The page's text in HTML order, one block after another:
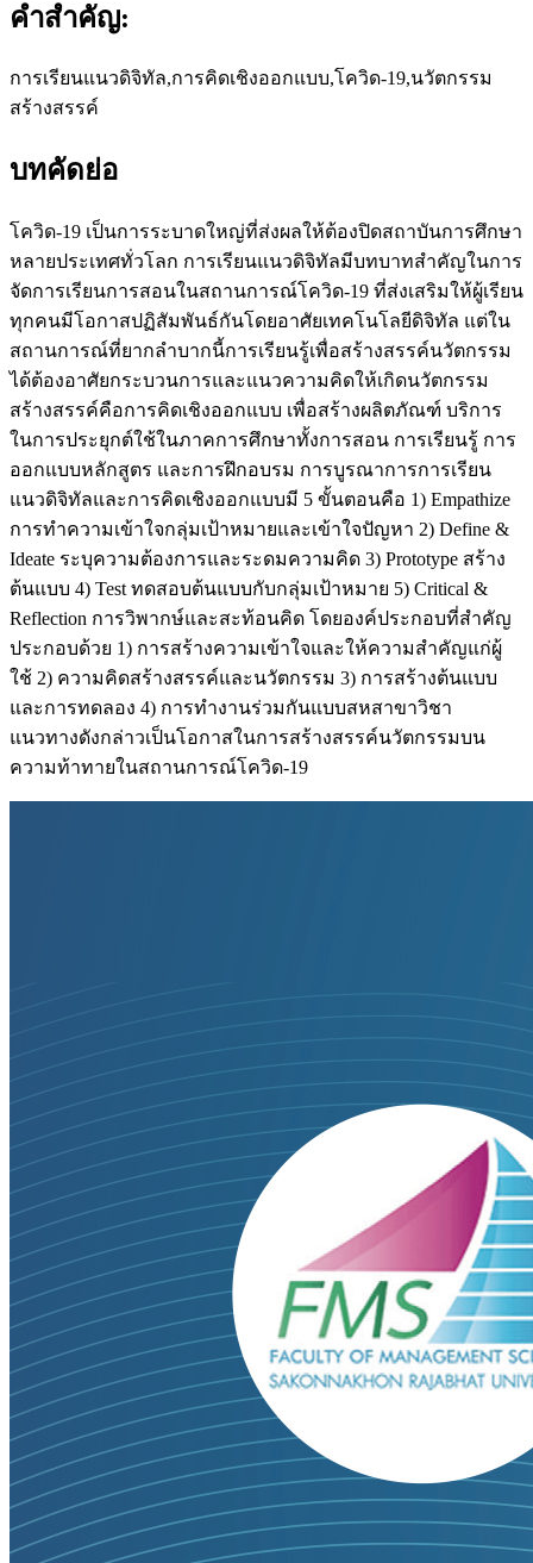
คำสำคัญ:
การเรียนแนวดิจิทัล,การคิดเชิงออกแบบ,โควิด-19,นวัตกรรม
สร้างสรรค์
บทคัดย่อ
โควิด-19 เป็นการระบาดใหญ่ที่ส่งผลให้ต้องปิดสถาบันการศึกษา
หลายประเทศทั่วโลก การเรียนแนวดิจิทัลมีบทบาทสำคัญในการ
จัดการเรียนการสอนในสถานการณ์โควิด-19 ที่ส่งเสริมให้ผู้เรียน
ทุกคนมีโอกาสปฏิสัมพันธ์กันโดยอาศัยเทคโนโลยีดิจิทัล แต่ใน
สถานการณ์ที่ยากลำบากนี้การเรียนรู้เพื่อสร้างสรรค์นวัตกรรม
ได้ต้องอาศัยกระบวนการและแนวความคิดให้เกิดนวัตกรรม
สร้างสรรค์คือการคิดเชิงออกแบบ เพื่อสร้างผลิตภัณฑ์ บริการ
ในการประยุกต์ใช้ในภาคการศึกษาทั้งการสอน การเรียนรู้ การ
ออกแบบหลักสูตร และการฝึกอบรม การบูรณาการการเรียน
แนวดิจิทัลและการคิดเชิงออกแบบมี 5 ขั้นตอนคือ 1) Empathize
การทำความเข้าใจกลุ่มเป้าหมายและเข้าใจปัญหา 2) Define &
Ideate ระบุความต้องการและระดมความคิด 3) Prototype สร้าง
ต้นแบบ 4) Test ทดสอบต้นแบบกับกลุ่มเป้าหมาย 5) Critical &
Reflection การวิพากษ์และสะท้อนคิด โดยองค์ประกอบที่สำคัญ
ประกอบด้วย 1) การสร้างความเข้าใจและให้ความสำคัญแก่ผู้
ใช้ 2) ความคิดสร้างสรรค์และนวัตกรรม 3) การสร้างต้นแบบ
และการทดลอง 4) การทำงานร่วมกันแบบสหสาขาวิชา
แนวทางดังกล่าวเป็นโอกาสในการสร้างสรรค์นวัตกรรมบน
ความท้าทายในสถานการณ์โควิด-19